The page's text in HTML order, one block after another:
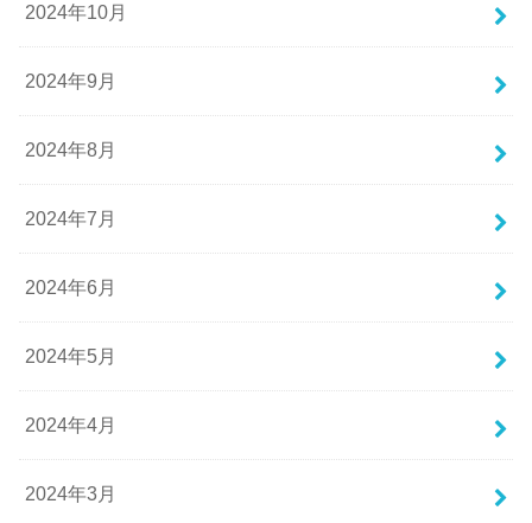
2024年10月
2024年9月
2024年8月
2024年7月
2024年6月
2024年5月
2024年4月
2024年3月